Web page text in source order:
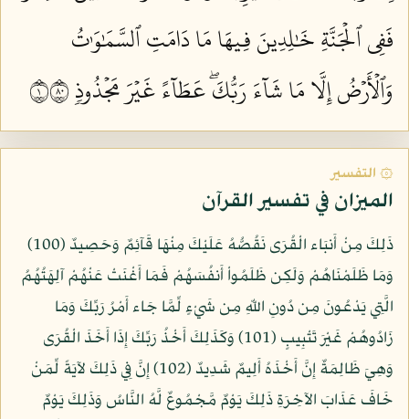
فَفِي ٱلۡجَنَّةِ خَٰلِدِينَ فِيهَا مَا دَامَتِ ٱلسَّمَٰوَٰتُ
وَٱلۡأَرۡضُ إِلَّا مَا شَآءَ رَبُّكَۖ عَطَآءً غَيۡرَ مَجۡذُوذٖ ١٠٨
۞ التفسير
الميزان في تفسير القرآن
ذَلِكَ مِنْ أَنبَاء الْقُرَى نَقُصُّهُ عَلَيْكَ مِنْهَا قَآئِمٌ وَحَصِيدٌ (100)
وَمَا ظَلَمْنَاهُمْ وَلَكِن ظَلَمُواْ أَنفُسَهُمْ فَمَا أَغْنَتْ عَنْهُمْ آلِهَتُهُمُ
الَّتِي يَدْعُونَ مِن دُونِ اللّهِ مِن شَيْءٍ لِّمَّا جَاء أَمْرُ رَبِّكَ وَمَا
زَادُوهُمْ غَيْرَ تَتْبِيبٍ (101) وَكَذَلِكَ أَخْذُ رَبِّكَ إِذَا أَخَذَ الْقُرَى
وَهِيَ ظَالِمَةٌ إِنَّ أَخْذَهُ أَلِيمٌ شَدِيدٌ (102) إِنَّ فِي ذَلِكَ لآيَةً لِّمَنْ
خَافَ عَذَابَ الآخِرَةِ ذَلِكَ يَوْمٌ مَّجْمُوعٌ لَّهُ النَّاسُ وَذَلِكَ يَوْمٌ